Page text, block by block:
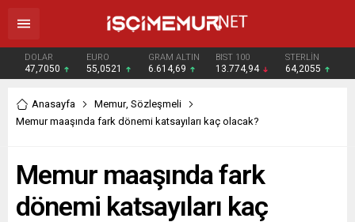
DOLAR
47,7050
EURO
55,0521
GRAM ALTIN
6.614,69
BIST 100
13.774,94
STERLİN
64,2055
Anasayfa Memur, Sözleşmeli
Memur maaşında fark dönemi katsayıları kaç olacak?
Memur maaşında fark
dönemi katsayıları kaç